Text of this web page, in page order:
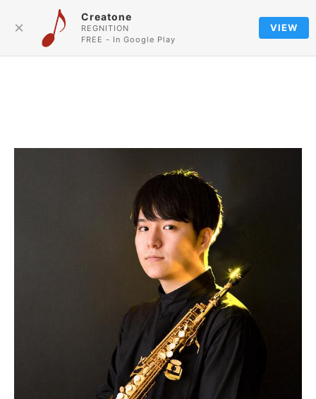
×
Creatone
REGNITION
FREE - In Google Play
VIEW